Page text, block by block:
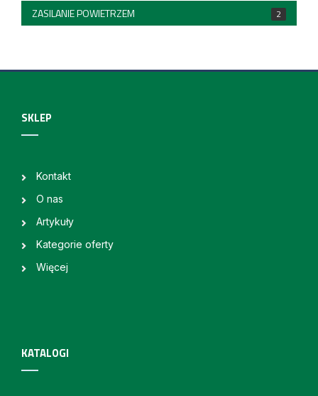
ZASILANIE POWIETRZEM 2
SKLEP
Kontakt
O nas
Artykuły
Kategorie oferty
Więcej
KATALOGI